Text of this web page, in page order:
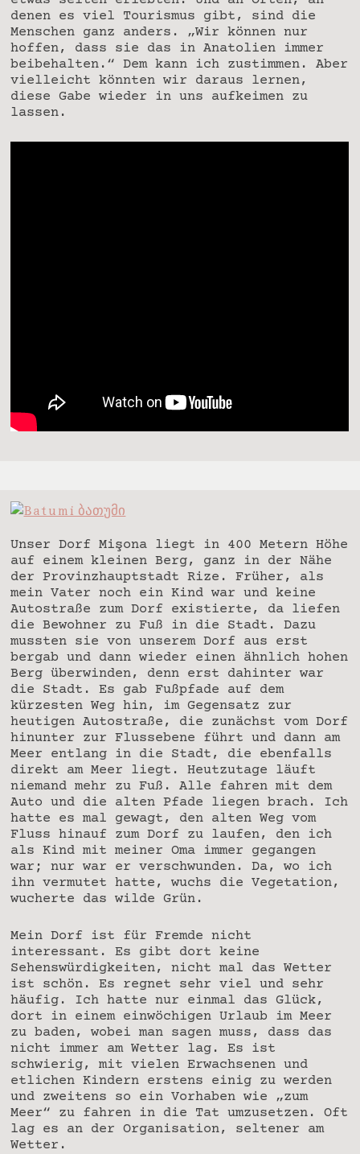
denen es viel Tourismus gibt, sind die
Menschen ganz anders. „Wir können nur
hoffen, dass sie das in Anatolien immer
beibehalten.“ Dem kann ich zustimmen. Aber
vielleicht könnten wir daraus lernen,
diese Gabe wieder in uns aufkeimen zu
lassen.
Unser Dorf Mişona liegt in 400 Metern Höhe
auf einem kleinen Berg, ganz in der Nähe
der Provinzhauptstadt Rize. Früher, als
mein Vater noch ein Kind war und keine
Autostraße zum Dorf existierte, da liefen
die Bewohner zu Fuß in die Stadt. Dazu
mussten sie von unserem Dorf aus erst
bergab und dann wieder einen ähnlich hohen
Berg überwinden, denn erst dahinter war
die Stadt. Es gab Fußpfade auf dem
kürzesten Weg hin, im Gegensatz zur
heutigen Autostraße, die zunächst vom Dorf
hinunter zur Flussebene führt und dann am
Meer entlang in die Stadt, die ebenfalls
direkt am Meer liegt. Heutzutage läuft
niemand mehr zu Fuß. Alle fahren mit dem
Auto und die alten Pfade liegen brach. Ich
hatte es mal gewagt, den alten Weg vom
Fluss hinauf zum Dorf zu laufen, den ich
als Kind mit meiner Oma immer gegangen
war; nur war er verschwunden. Da, wo ich
ihn vermutet hatte, wuchs die Vegetation,
wucherte das wilde Grün.
Mein Dorf ist für Fremde nicht
interessant. Es gibt dort keine
Sehenswürdigkeiten, nicht mal das Wetter
ist schön. Es regnet sehr viel und sehr
häufig. Ich hatte nur einmal das Glück,
dort in einem einwöchigen Urlaub im Meer
zu baden, wobei man sagen muss, dass das
nicht immer am Wetter lag. Es ist
schwierig, mit vielen Erwachsenen und
etlichen Kindern erstens einig zu werden
und zweitens so ein Vorhaben wie „zum
Meer“ zu fahren in die Tat umzusetzen. Oft
lag es an der Organisation, seltener am
Wetter.